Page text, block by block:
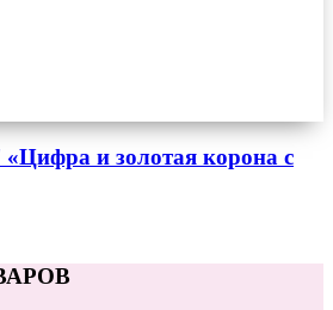
и золотая корона с